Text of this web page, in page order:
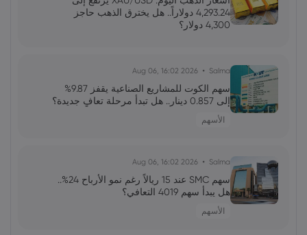
الاصطناعي استدامة الدورة؟
رئيس الاحتياطي الفيدرالي الجديد: نحو إعادة
تشكيل التواصل والتحكم في التوقعات
علي 2026 Jun 13, 00:00
تقلبات سوق الأسهم الأمريكية: تحولات
4,293.24 دولاراً.. هل يخترق الذهب حاجز
4,300 دولار؟
Salma
2026 Aug 06, 16:02
سهم الكوت للمشاريع الصناعية يقفز 9.87%
إلى 0.857 دينار.. هل تبدأ مرحلة تعافٍ جديدة؟
الأسهم
Salma
2026 Aug 06, 16:02
سهم SMC عند 15 ريالاً رغم نمو الأرباح 24%..
هل يبدأ سهم 4019 التعافي؟
الأسهم